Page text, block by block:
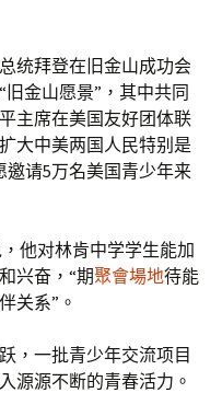
统拜登在旧金山成功会
旧金山愿景”，其中共同
主席在美国友好团体联
大中美两国人民特别是
邀请5万名美国青少年来
他对林肯中学学生能加
兴奋，“期聚會場地待能
关系”。
，一批青少年交流项目
源源不断的青春活力。